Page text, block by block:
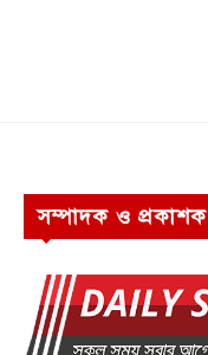
সম্পাদক ও প্রকাশক